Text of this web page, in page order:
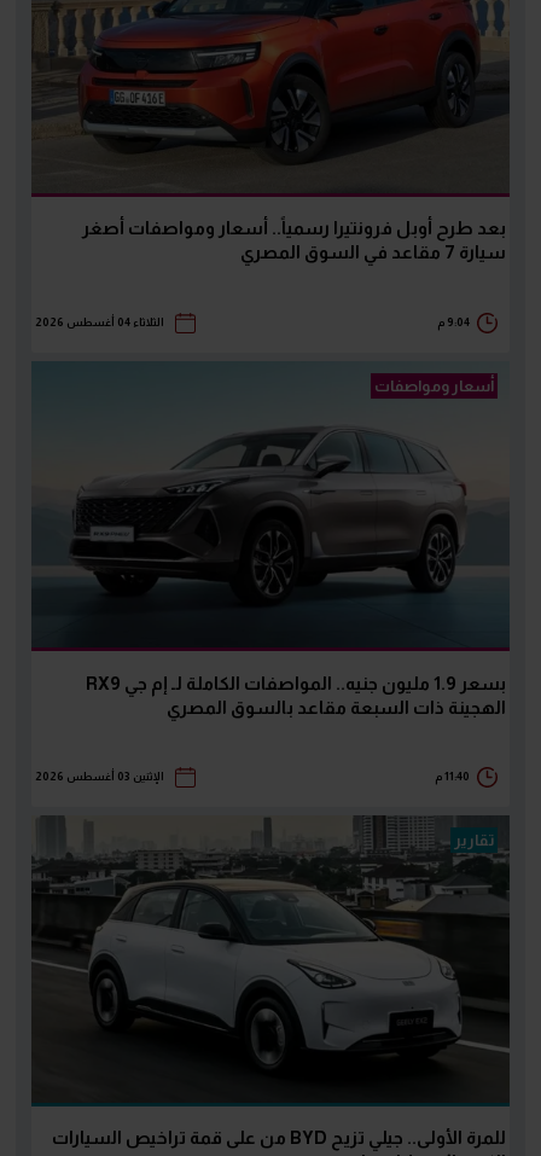
بعد طرح أوبل فرونتيرا رسمياً.. أسعار ومواصفات أصغر
سيارة 7 مقاعد في السوق المصري
9:04 م الثلاثاء 04 أغسطس 2026
أسعار ومواصفات
بسعر 1.9 مليون جنيه.. المواصفات الكاملة لـ إم جي RX9
الهجينة ذات السبعة مقاعد بالسوق المصري
11:40 م الإثنين 03 أغسطس 2026
تقارير
للمرة الأولى.. جيلي تزيح BYD من على قمة تراخيص السيارات